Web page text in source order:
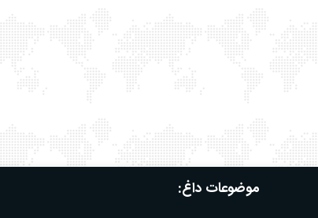
موضوعات داغ: